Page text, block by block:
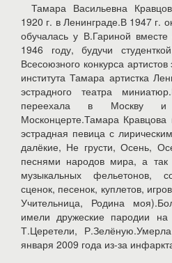
Тамара Васильевна
1920 г. в Ленинграде.В 1947
обучалась у В.Гариной
1946 году, будучи
Всесоюзного конкурса
института Тамара артистка
эстрадного театра
переехала в Москву
Москонцерте.Тамара Кравцова
эстрадная певица с
далёкие, Не грусти, Осень,
песнями народов мира, а так
музыкальных фельетонов,
сценок, песенок, куплетов,
Учительница, Родина
имели дружеские пародии
Т.Церетели,
января 2009 года из-за